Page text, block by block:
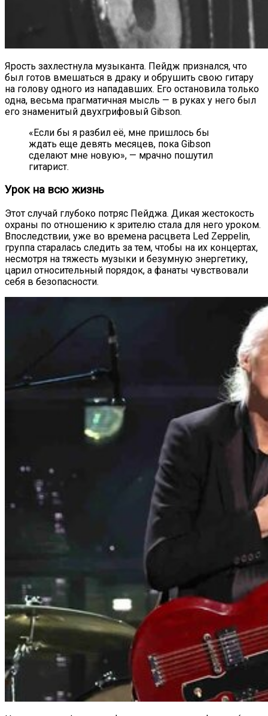
Ярость захлестнула музыканта. Пейдж признался, что
был готов вмешаться в драку и обрушить свою гитару
на голову одного из нападавших. Его остановила только
одна, весьма прагматичная мысль — в руках у него был
его знаменитый двухгрифовый Gibson.
«Если бы я разбил её, мне пришлось бы
ждать еще девять месяцев, пока Gibson
сделают мне новую», — мрачно пошутил
гитарист.
Урок на всю жизнь
Этот случай глубоко потряс Пейджа. Дикая жестокость
охраны по отношению к зрителю стала для него уроком.
Впоследствии, уже во времена расцвета Led Zeppelin,
группа старалась следить за тем, чтобы на их концертах,
несмотря на тяжесть музыки и безумную энергетику,
царил относительный порядок, а фанаты чувствовали
себя в безопасности.